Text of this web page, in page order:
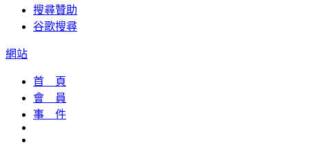
搜尋贊助
谷歌搜尋
網站
首 頁
會 員
事 件